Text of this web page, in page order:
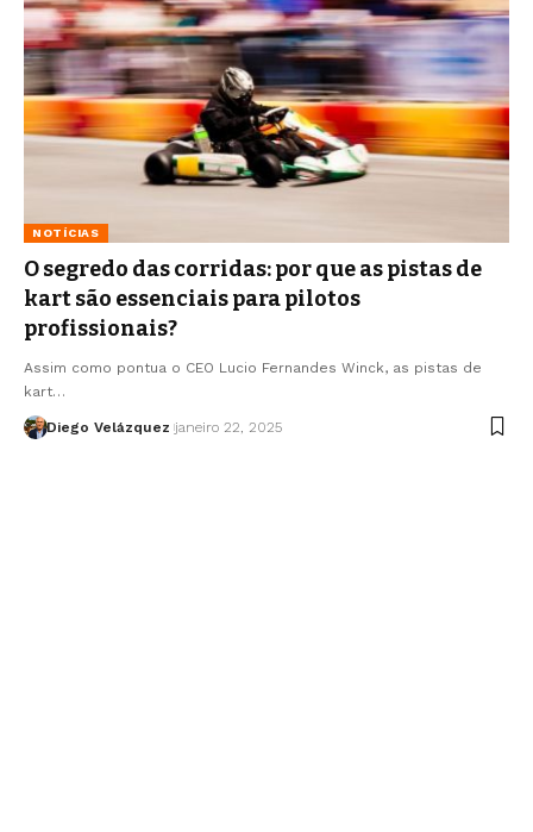
NOTÍCIAS
O segredo das corridas: por que as pistas de
kart são essenciais para pilotos
profissionais?
Assim como pontua o CEO Lucio Fernandes Winck, as pistas de
kart…
Diego Velázquez janeiro 22, 2025